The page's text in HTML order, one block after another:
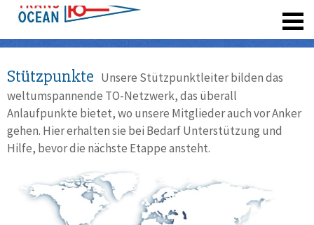
Stützpunkte Unsere Stützpunktleiter bilden das
weltumspannende TO-Netzwerk, das überall
Anlaufpunkte bietet, wo unsere Mitglieder auch vor Anker
gehen. Hier erhalten sie bei Bedarf Unterstützung und
Hilfe, bevor die nächste Etappe ansteht.